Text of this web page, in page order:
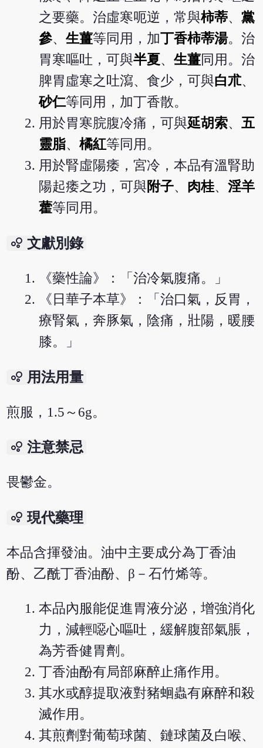
之要藥。治虛寒呃逆，常與柿蒂、黨
參、生薑等同用，加丁香柿蒂湯。治
胃寒嘔吐，可與半夏、生薑同用。治
脾胃虛寒之吐瀉、食少，可與白朮、
砂仁等同用，加丁香散。
用於胃寒脘腹冷痛，可與延胡索、五
靈脂、橘紅等同用。
用於腎虛陽痿，宮冷，本品有溫腎助
陽起痿之功，可與 附子、 肉桂、淫羊
藿等同用。
bubble_chart 文獻別錄
《藥性論》：「治冷氣腹痛。」
《日華子本草》：「治口氣，反胃，
療腎氣，奔豚氣，陰痛，壯陽，暖腰
膝。」
bubble_chart 用法用量
煎服，1.5～6g。
bubble_chart 注意禁忌
畏鬱金。
bubble_chart 現代藥理
本品含揮發油。油中主要成分為丁香油
酚、乙酰丁香油酚、β－石竹烯等。
本品內服能促進胃液分泌，增強消化
力，減輕噁心嘔吐，緩解腹部氣脹，
為芳香健胃劑。
丁香油酚有局部麻醉止痛作用。
其水或醇提取液對豬蛔蟲有麻醉和殺
滅作用。
其煎劑對葡萄球菌、鏈球菌及白喉、